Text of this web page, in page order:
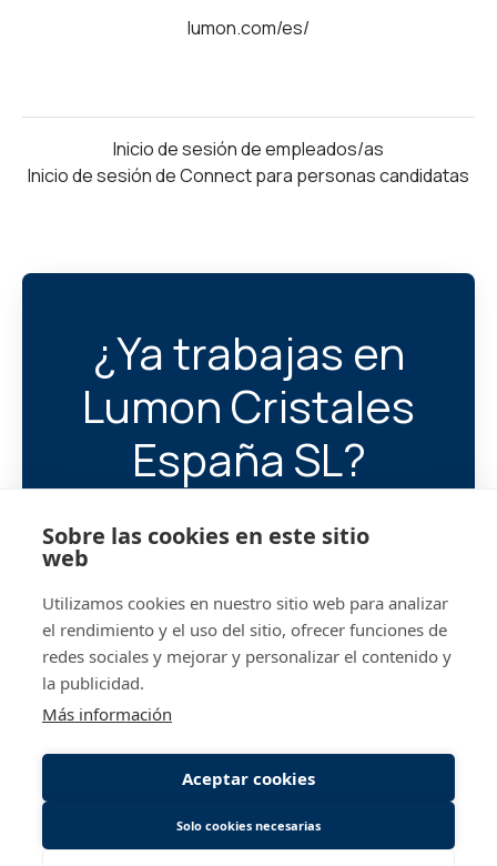
Sobre las cookies en este sitio
web
Utilizamos cookies en nuestro sitio web para analizar
el rendimiento y el uso del sitio, ofrecer funciones de
redes sociales y mejorar y personalizar el contenido y
la publicidad.
Más información
Aceptar cookies
Solo cookies necesarias
lumon.com/es/
Inicio de sesión de empleados/as
Inicio de sesión de Connect para personas candidatas
¿Ya trabajas en
Lumon Cristales
España SL?
próximo compañero/a.
@lumon.com Iniciar